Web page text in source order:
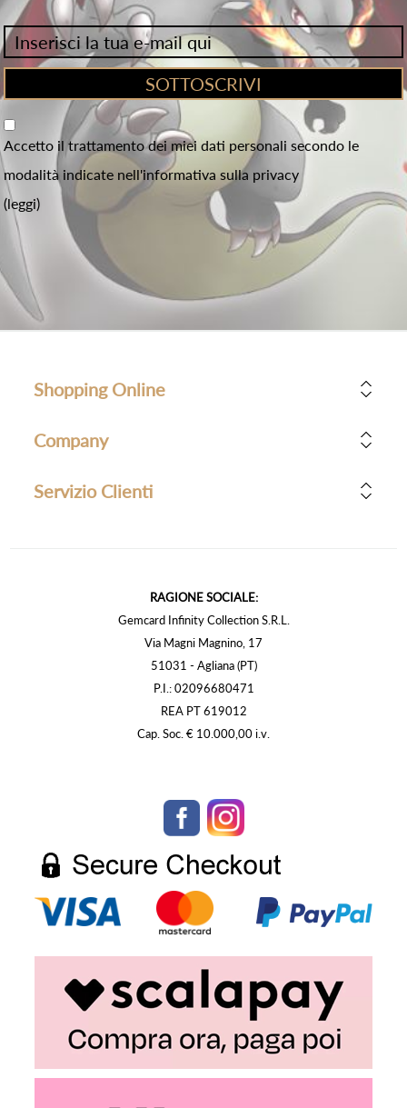
Accetto il trattamento dei miei dati personali secondo le
modalità indicate nell'informativa sulla privacy
(leggi)
Shopping Online
Company
Servizio Clienti
RAGIONE SOCIALE:
Gemcard Infinity Collection S.R.L.
Via Magni Magnino, 17
51031 - Agliana (PT)
P.I.: 02096680471
REA PT 619012
Cap. Soc. € 10.000,00 i.v.